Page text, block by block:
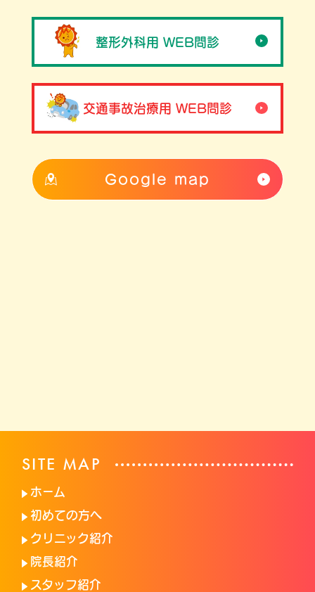
整形外科用 WEB問診
交通事故治療用 WEB問診
Google map
SITE MAP
ホーム
初めての方へ
クリニック紹介
院長紹介
スタッフ紹介